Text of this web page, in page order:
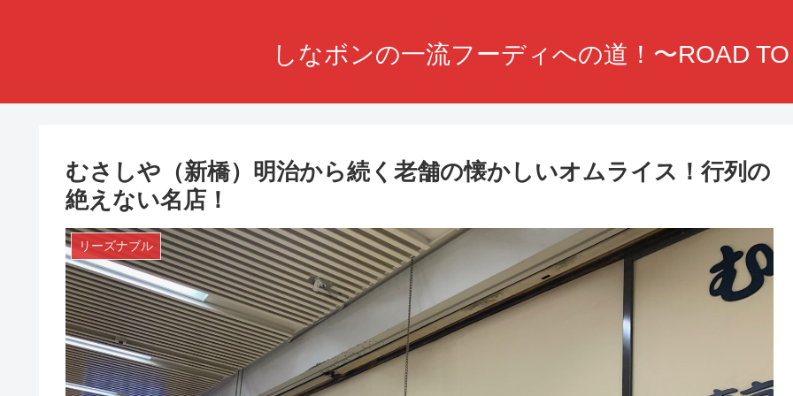
しなボンの一流フーディへの道！〜ROAD
むさしや（新橋）明治から続く老舗の懐かしいオムライス！行列の
絶えない名店！
リーズナブル